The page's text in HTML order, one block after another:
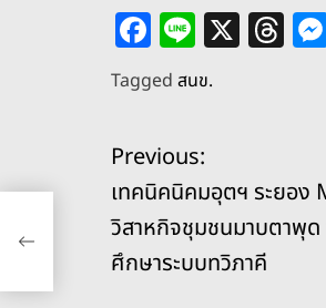
F
a
c
e
b
o
o
k
Li
n
e
X T
h
d
s
Tagged สนข.
แ
น
ะ
Previous:
เทคนิคนิคมอุตฯ ระยอง
วิสาหกิจชุมชนมาบตาพุด
ศึกษาระบบทวิภาคี
ด